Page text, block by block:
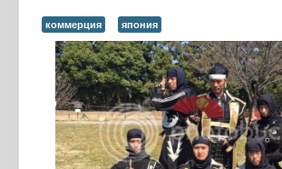
коммерция япония